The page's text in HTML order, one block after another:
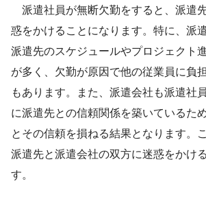
派遣社員が無断欠勤をすると、派遣
惑をかけることになります。特に、派
派遣先のスケジュールやプロジェクト
が多く、欠勤が原因で他の従業員に負
もあります。また、派遣会社も派遣社
に派遣先との信頼関係を築いているた
とその信頼を損ねる結果となります。
派遣先と派遣会社の双方に迷惑をかけ
す。